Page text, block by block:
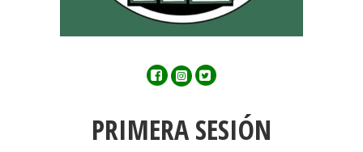
Facebook
Instagram
Twitter
PRIMERA SESIÓN